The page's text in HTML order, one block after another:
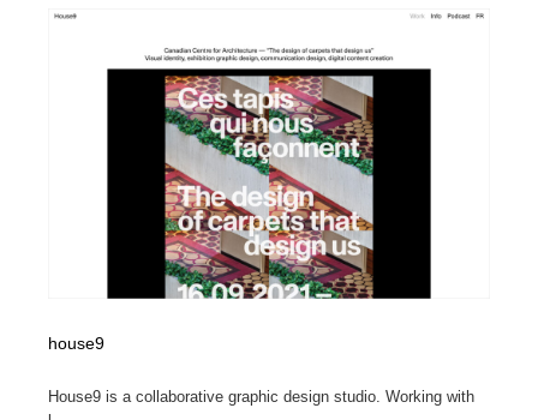
house9
House9 is a collaborative graphic design studio. Working with